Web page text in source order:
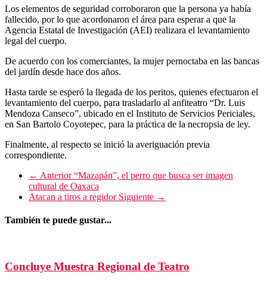
Los elementos de seguridad corroboraron que la persona ya había
fallecido, por lo que acordonaron el área para esperar a que la
Agencia Estatal de Investigación (AEI) realizara el levantamiento
legal del cuerpo.
De acuerdo con los comerciantes, la mujer pernoctaba en las bancas
del jardín desde hace dos años.
Hasta tarde se esperó la llegada de los peritos, quienes efectuaron el
levantamiento del cuerpo, para trasladarlo al anfiteatro “Dr. Luis
Mendoza Canseco”, ubicado en el Instituto de Servicios Periciales,
en San Bartolo Coyotepec, para la práctica de la necropsia de ley.
Finalmente, al respecto se inició la averiguación previa
correspondiente.
← Anterior“Mazapán”, el perro que busca ser imagen
cultural de Oaxaca
Atacan a tiros a regidor Siguiente →
También te puede gustar...
Concluye Muestra Regional de Teatro